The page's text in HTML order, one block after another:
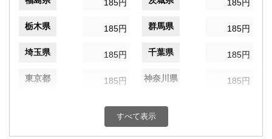
185円 185円
栃木県 185円 群馬県 185円
埼玉県 185円 千葉県 185円
東京都 185円 神奈川県 185円
185円 富山県
すべて表示